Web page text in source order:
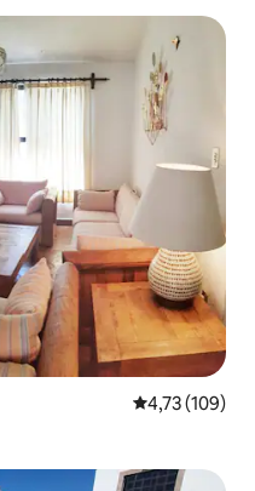
Gemiddelde
4,73 (109)